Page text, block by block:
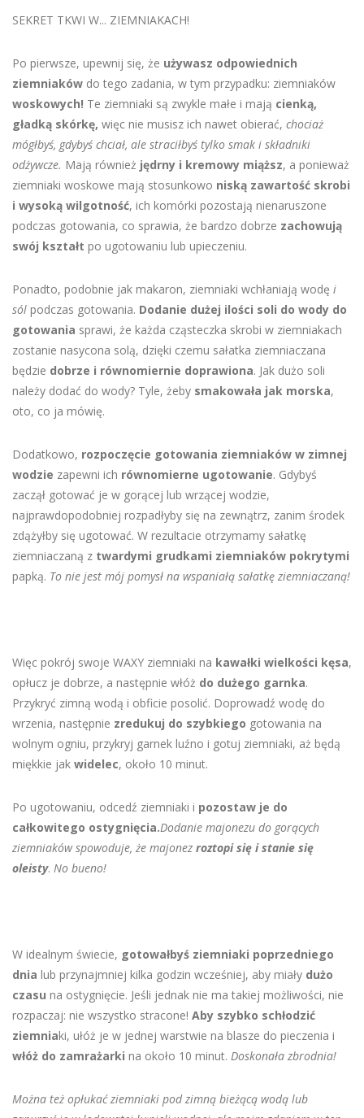
SEKRET TKWI W... ZIEMNIAKACH!
Po pierwsze, upewnij się, że używasz odpowiednich
ziemniaków do tego zadania, w tym przypadku: ziemniaków
woskowych! Te ziemniaki są zwykle małe i mają cienką,
gładką skórkę, więc nie musisz ich nawet obierać, chociaż
mógłbyś, gdybyś chciał, ale straciłbyś tylko smak i składniki
odżywcze. Mają również jędrny i kremowy miąższ, a ponieważ
ziemniaki woskowe mają stosunkowo niską zawartość skrobi
i wysoką wilgotność, ich komórki pozostają nienaruszone
podczas gotowania, co sprawia, że bardzo dobrze zachowują
swój kształt po ugotowaniu lub upieczeniu.
Ponadto, podobnie jak makaron, ziemniaki wchłaniają wodę i
sól podczas gotowania. Dodanie dużej ilości soli do wody do
gotowania sprawi, że każda cząsteczka skrobi w ziemniakach
zostanie nasycona solą, dzięki czemu sałatka ziemniaczana
będzie dobrze i równomiernie doprawiona. Jak dużo soli
należy dodać do wody? Tyle, żeby smakowała jak morska,
oto, co ja mówię.
Dodatkowo, rozpoczęcie gotowania ziemniaków w zimnej
wodzie zapewni ich równomierne ugotowanie. Gdybyś
zaczął gotować je w gorącej lub wrzącej wodzie,
najprawdopodobniej rozpadłyby się na zewnątrz, zanim środek
zdążyłby się ugotować. W rezultacie otrzymamy sałatkę
ziemniaczaną z twardymi grudkami ziemniaków pokrytymi
papką. To nie jest mój pomysł na wspaniałą sałatkę ziemniaczaną!
Więc pokrój swoje WAXY ziemniaki na kawałki wielkości kęsa,
opłucz je dobrze, a następnie włóż do dużego garnka.
Przykryć zimną wodą i obficie posolić. Doprowadź wodę do
wrzenia, następnie zredukuj do szybkiego gotowania na
wolnym ogniu, przykryj garnek luźno i gotuj ziemniaki, aż będą
miękkie jak widelec, około 10 minut.
Po ugotowaniu, odcedź ziemniaki i pozostaw je do
całkowitego ostygnięcia.Dodanie majonezu do gorących
ziemniaków spowoduje, że majonez roztopi się i stanie się
oleisty. No bueno!
W idealnym świecie, gotowałbyś ziemniaki poprzedniego
dnia lub przynajmniej kilka godzin wcześniej, aby miały dużo
czasu na ostygnięcie. Jeśli jednak nie ma takiej możliwości, nie
rozpaczaj: nie wszystko stracone! Aby szybko schłodzić
ziemniaki, ułóż je w jednej warstwie na blasze do pieczenia i
włóż do zamrażarki na około 10 minut. Doskonała zbrodnia!
Można też opłukać ziemniaki pod zimną bieżącą wodą lub